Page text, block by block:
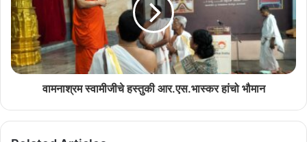
राश्ट्रीय नाट्य महोत्सवात सादर जातलें ‘देश राग’
July 13, 2026
‘काळीज उसवलां’च्या मलयाळम अणकाराचेर एर्नाकुलमांत
July 8, 2026
वामनाश्रम स्वामीजीचे हस्तुकी आर.एस.भास्कर हांचो भौमान